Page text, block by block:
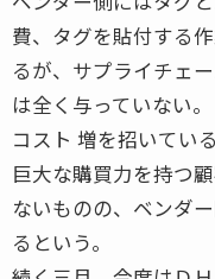
費、タグを貼付する
るが、サプライチェ
は全く与っていない。
コスト 増を招いてい
巨大な購買力を持つ
ないものの、ベンダ
るという。